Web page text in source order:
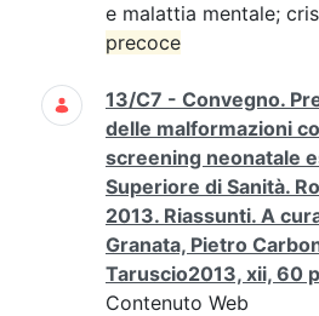
e malattia mentale;
precoce
13/C7 - Convegno.
delle malformazioni
screening neonatale
Superiore di Sanità.
2013. Riassunti. A
Granata, Pietro
Taruscio2013, xii, 60
Contenuto Web